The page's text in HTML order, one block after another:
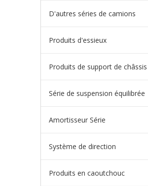
D'autres séries de camions
Produits d'essieux
Produits de support de châssis
Série de suspension équilibrée
Amortisseur Série
Système de direction
Produits en caoutchouc